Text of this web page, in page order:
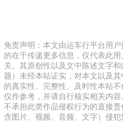
免责声明：本文由运车行平台用
的在于传递更多信息，仅代表此
关。其原创性以及文中陈述文字
题）未经本站证实，对本文以及
的真实性、完整性、及时性本站
仅作参考，并请自行核实相关内
不承担此类作品侵权行为的直接
含图片、视频、音频、文字）侵犯